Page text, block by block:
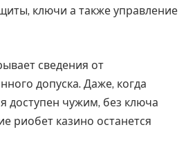
ключи а также управление
сведения от
допуска. Даже, когда
доступен чужим, без ключа
риобет казино останется